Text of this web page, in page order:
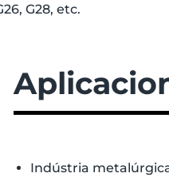
G28, etc.
Indústria